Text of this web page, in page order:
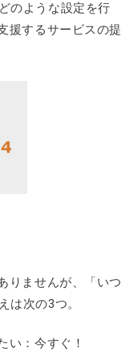
のような設定を行
援するサービスの提
りませんが、「いつ
は次の3つ。
い：今すぐ！